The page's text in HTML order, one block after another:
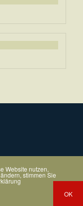
Website nutzen,
stimmen Sie
OK